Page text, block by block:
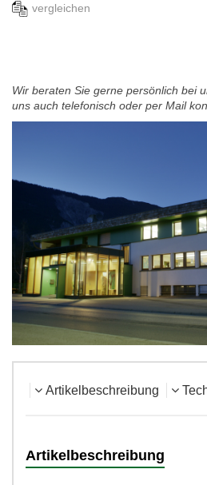
vergleichen
Wir beraten Sie gerne persönlich bei
uns auch telefonisch oder per Mail
Artikelbeschreibung
Artikelbeschreibung